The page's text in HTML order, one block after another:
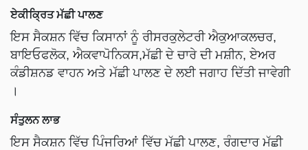
ਏਕੀਕ੍ਰਿਤ ਮੱਛੀ ਪਾਲਣ
ਇਸ ਸੈਕਸ਼ਨ ਵਿੱਚ ਕਿਸਾਨਾਂ ਨੂੰ ਰੀਸਰਕੁਲੇਟਰੀ ਐਕੁਆਕਲਚਰ,
ਬਾਇਓਫਲੋਕ, ਐਕਵਾਪੋਨਿਕਸ,ਮੱਛੀ ਦੇ ਚਾਰੇ ਦੀ ਮਸ਼ੀਨ, ਏਅਰ
ਕੰਡੀਸ਼ਨਡ ਵਾਹਨ ਅਤੇ ਮੱਛੀ ਪਾਲਣ ਦੇ ਲਈ ਜਗਾਹ ਦਿੱਤੀ ਜਾਵੇਗੀ
।
ਸੰਤੁਲਨ ਲਾਭ
ਇਸ ਸੈਕਸ਼ਨ ਵਿੱਚ ਪਿੰਜਰਿਆਂ ਵਿੱਚ ਮੱਛੀ ਪਾਲਣ, ਰੰਗਦਾਰ ਮੱਛੀ